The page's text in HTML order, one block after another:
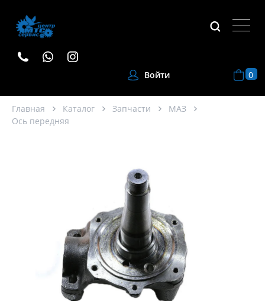
Войти 0
Главная Каталог Запчасти
МАЗ
Ось передняя